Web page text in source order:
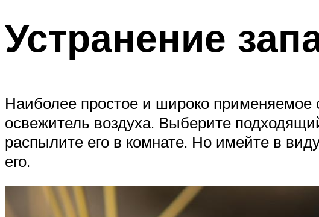
Устранение
Наиболее простое и широко применяемое
освежитель воздуха. Выберите
распылите его в комнате. Но имейте в
его.